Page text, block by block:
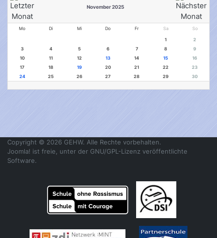
November 2025
Mo Di Mi Do Fr Sa So
1
2
3
4 5 6 7 8
9
10
11 12 13 14 15
16
17
18 19 20 21 22
23
24
25 26 27 28 29 30
Copyright © 2026 GEHW. Alle Rechte vorbehalten.
Joomla! ist freie, unter der GNU/GPL-Lizenz veröffentlichte
Software.